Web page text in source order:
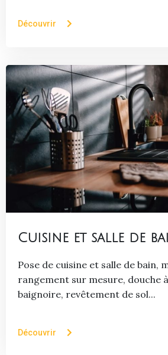
Découvrir
Cuisine et salle de
Pose de cuisine et salle de bain,
rangement sur mesure, douche
baignoire, revêtement de sol...
Découvrir